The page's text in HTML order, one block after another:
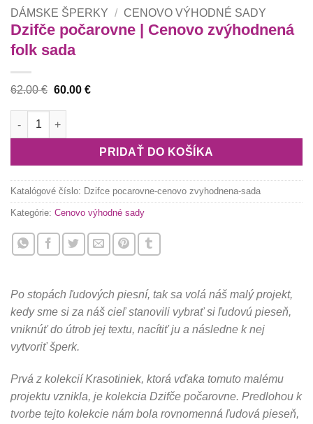
DÁMSKE ŠPERKY / CENOVO VÝHODNÉ SADY
Dzifče počarovne | Cenovo zvýhodnená
folk sada
62.00€ Pôvodná
bola:
62.00 €.
60.00 €Aktuálna
množstvo Dzifče počarovne | Cenovo zvýhodnená folk sada
PRIDAŤ DO KOŠÍKA
Katalógové číslo: Dzifce pocarovne-cenovo zvyhodnena-sada
Kategórie: Cenovo výhodné sady
Po stopách ľudových piesní, tak sa volá náš malý projekt,
kedy sme si za náš cieľ stanovili vybrať si ľudovú pieseň,
vniknúť do útrob jej textu, nacítiť ju a následne k nej
vytvoriť šperk.
Prvá z kolekcií Krasotiniek, ktorá vďaka tomuto malému
projektu vznikla, je kolekcia Dzifče počarovne. Predlohou k
tvorbe tejto kolekcie nám bola rovnomenná ľudová pieseň,